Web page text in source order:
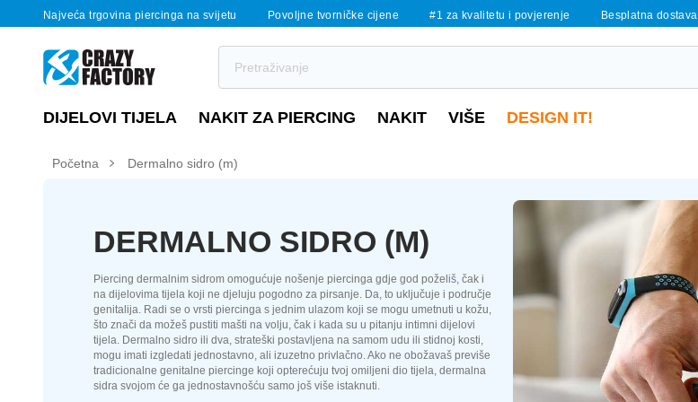
Najveća trgovina piercinga na svijetu Povoljne tvorničke cijene #1 za kvalitetu i povjerenje Besplatna dostava
DIJELOVI TIJELA NAKIT ZA PIERCING NAKIT VIŠE DESIGN IT!
Početna Dermalno sidro (m)
DERMALNO SIDRO (M)
Piercing dermalnim sidrom omogućuje nošenje piercinga gdje god poželiš, čak i
na dijelovima tijela koji ne djeluju pogodno za pirsanje. Da, to uključuje i područje
genitalija. Radi se o vrsti piercinga s jednim ulazom koji se mogu umetnuti u kožu,
što znači da možeš pustiti mašti na volju, čak i kada su u pitanju intimni dijelovi
tijela. Dermalno sidro ili dva, strateški postavljena na samom udu ili stidnoj kosti,
mogu imati izgledati jednostavno, ali izuzetno privlačno. Ako ne obožavaš previše
tradicionalne genitalne piercinge koji opterećuju tvoj omiljeni dio tijela, dermalna
sidra svojom će ga jednostavnošću samo još više istaknuti.